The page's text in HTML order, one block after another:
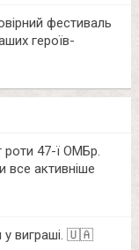
фестиваль
героїв-
роти 47-ї ОМБр.
все активніше
у виграші. 🇺🇦